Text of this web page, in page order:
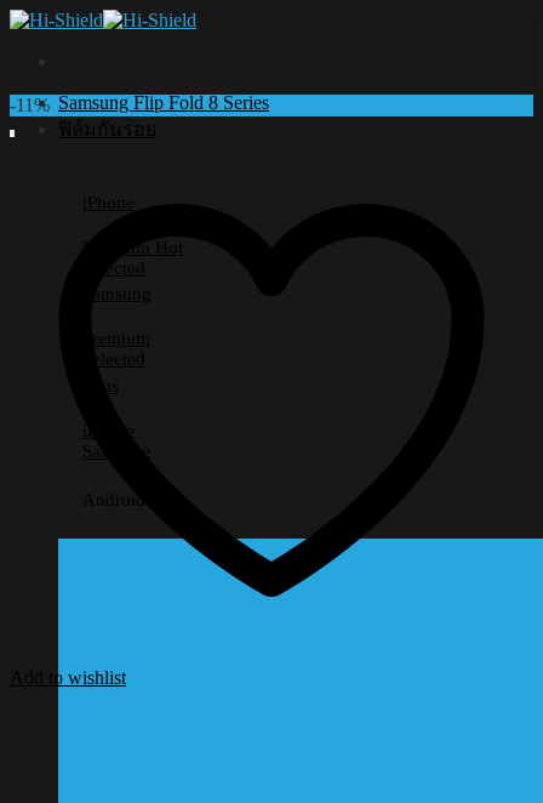
Skip
Samsung Flip Fold 8 Series
ฟิล์มกันรอย
iPhone
Premium
Selected
Samsung
Premium
Selected
Lens
iPhone
Samsung
Android อื่นๆ
-11%
Add to wishlist